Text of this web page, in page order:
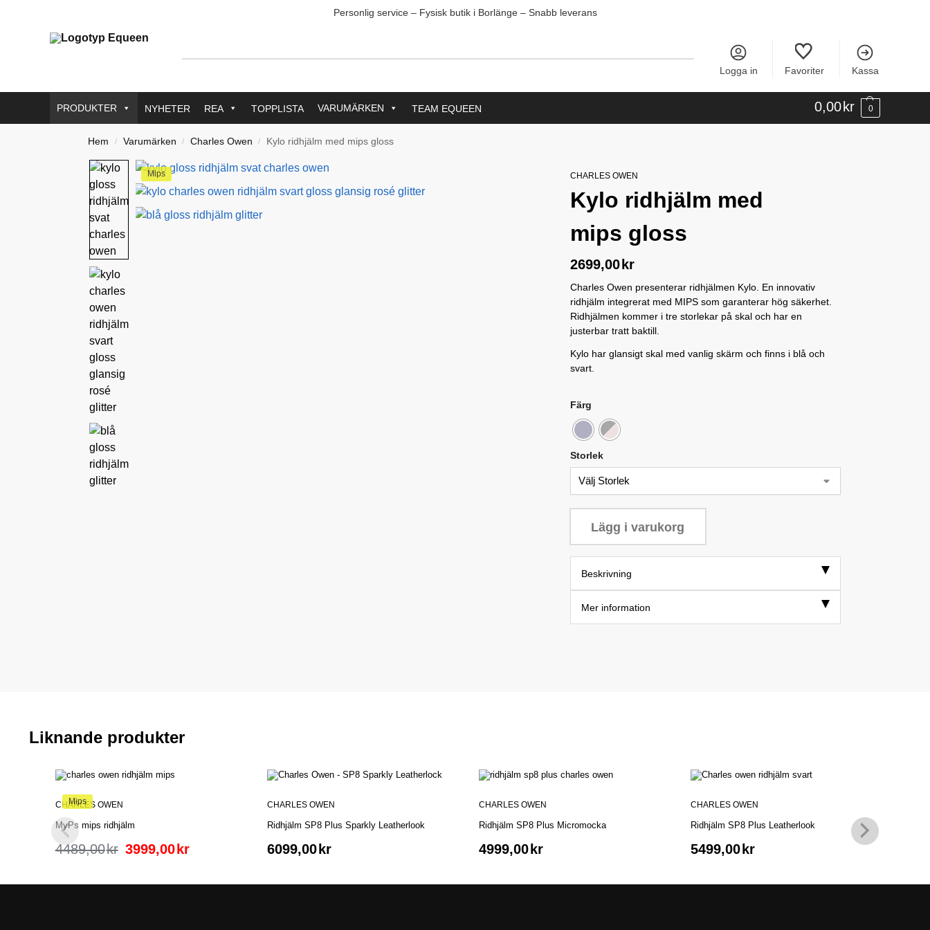
Personlig service – Fysisk butik i Borlänge – Snabb leverans
Logga in Favoriter Kassa
PRODUKTER NYHETER REA TOPPLISTA VARUMÄRKEN TEAM EQUEEN 0,00 kr 0
Hem / Varumärken / Charles Owen / Kylo ridhjälm med mips gloss
Mips CHARLES OWEN
Kylo ridhjälm med
mips gloss
2699,00kr
Charles Owen presenterar ridhjälmen Kylo. En innovativ
ridhjälm integrerat med MIPS som garanterar hög säkerhet.
Ridhjälmen kommer i tre storlekar på skal och har en
justerbar tratt baktill.
Kylo har glansigt skal med vanlig skärm och finns i blå och
svart.
Färg
Storlek
Lägg i varukorg
Beskrivning
Mer information
Liknande produkter
Mips
CHARLES OWEN
MyPs mips ridhjälm
4489,00kr 3999,00kr
CHARLES OWEN
Ridhjälm SP8 Plus Sparkly Leatherlook
6099,00kr
CHARLES OWEN
Ridhjälm SP8 Plus Micromocka
4999,00kr
CHARLES OWEN
Ridhjälm SP8 Plus Leatherlook
5499,00kr